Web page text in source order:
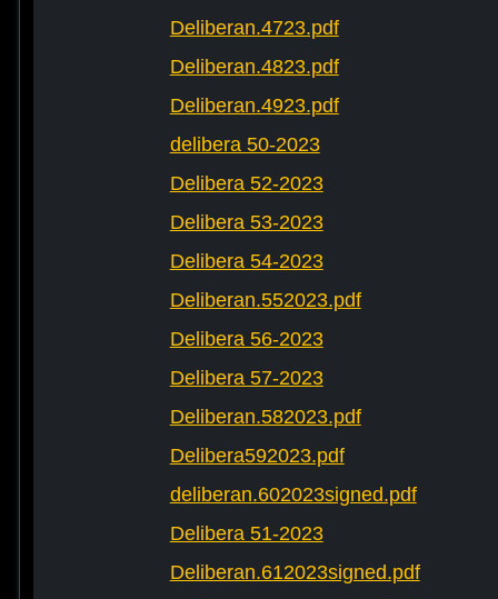
Deliberan.4723.pdf
Deliberan.4823.pdf
Deliberan.4923.pdf
delibera 50-2023
Delibera 52-2023
Delibera 53-2023
Delibera 54-2023
Deliberan.552023.pdf
Delibera 56-2023
Delibera 57-2023
Deliberan.582023.pdf
Delibera592023.pdf
deliberan.602023signed.pdf
Delibera 51-2023
Deliberan.612023signed.pdf